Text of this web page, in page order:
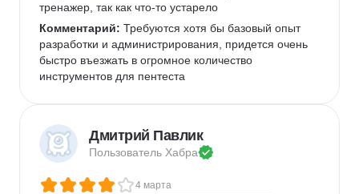
тренажер, так как что-то устарело
Комментарий: Требуются хотя бы базовый опыт
разработки и администрирования, придется очень
быстро въезжать в огромное количество
инструментов для пентеста
Дмитрий Павлик
Пользователь Хабра
4 марта